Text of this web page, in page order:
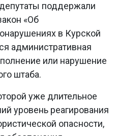
поддержали
«Об
в Курской
административная
или нарушение
штаба.
уже длительное
уровень реагирования
опасности,